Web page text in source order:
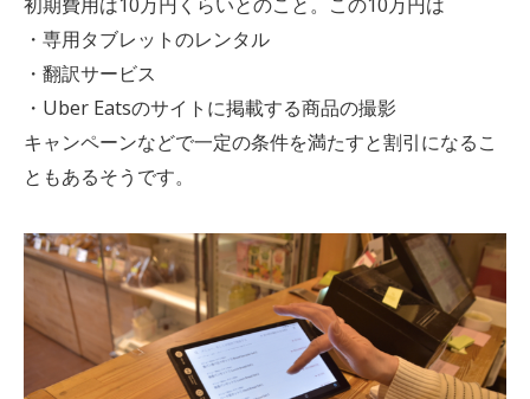
・専用タブレットのレンタル
・翻訳サービス
・Uber Eatsのサイトに掲載する商品の撮影
キャンペーンなどで一定の条件を満たすと割引になるこ
ともあるそうです。